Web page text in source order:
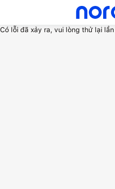
Có lỗi đã xảy ra, vui lòng thử lại